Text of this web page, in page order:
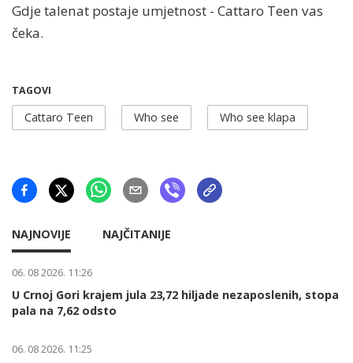
Gdje talenat postaje umjetnost - Cattaro Teen vas
čeka.
TAGOVI
Cattaro Teen Who see Who see klapa
NAJNOVIJE NAJČITANIJE
06. 08 2026. 11:26
U Crnoj Gori krajem jula 23,72 hiljade nezaposlenih, stopa
pala na 7,62 odsto
06. 08 2026. 11:25